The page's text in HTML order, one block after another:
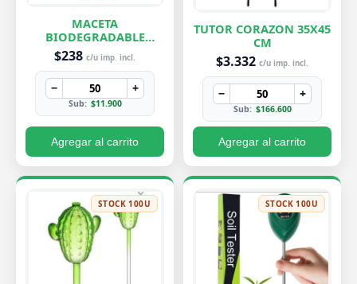
MACETA
BIODEGRADABLE
PEQUEÑA 7X8 CM
$238 c/u imp. incl.
− +
Sub: $11.900
Agregar al carrito
TUTOR CORAZON 35X45
CM
$3.332 c/u imp. incl.
− +
Sub: $166.600
Agregar al carrito
STOCK 100U STOCK 100U